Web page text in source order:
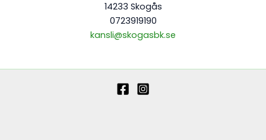
14233 Skogås
0723919190
kansli@skogasbk.se